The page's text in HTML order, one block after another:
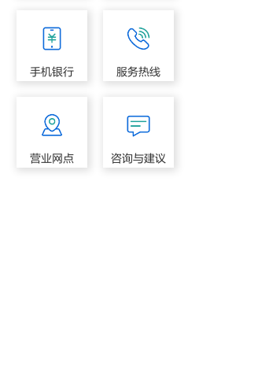
手机银行 服务热线
营业网点 咨询与建议